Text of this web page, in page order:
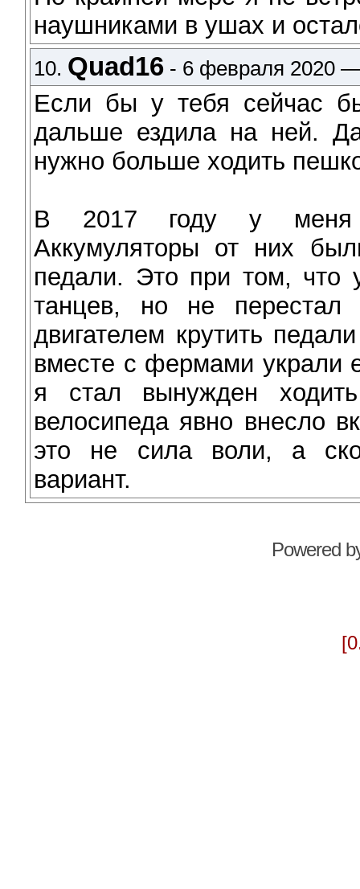
наушниками в ушах и
10. Quad16 - 6 февраля 2020
Если бы у тебя сейчас
дальше ездила на ней.
нужно больше ходить
В 2017 году у меня
Аккумуляторы от них
педали. Это при том,
танцев, но не
двигателем крутить
вместе с фермами украли
я стал вынужден
велосипеда явно внесло
это не сила воли, а
вариант.
Powered